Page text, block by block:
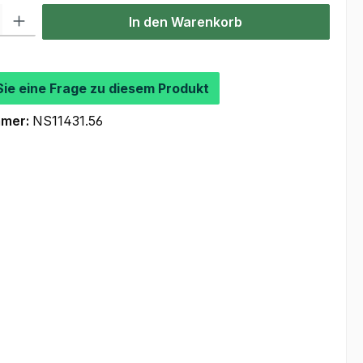
Gib den gewünschten Wert ein oder benutze die Schaltflächen
In den Warenkorb
eine Frage zu diesem Produkt
NS11431.56